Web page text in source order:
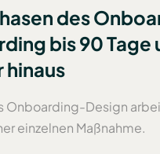
des
bis 90 Tage
hinaus
Onboarding-Design
einzelnen Maßnahme.